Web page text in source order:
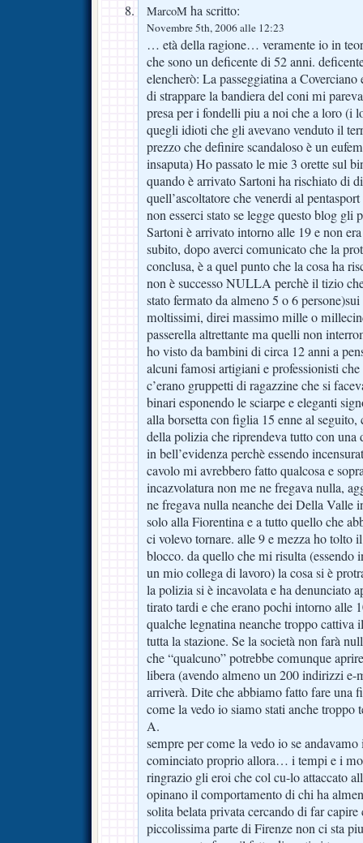
MarcoM ha scritto:
Novembre 5th, 2006 alle 12:23
… età della ragione… veramente io in
che sono un deficente di 52 anni.
elencherò: La passeggiatina a
di strappare la bandiera del coni mi
presa per i fondelli piu a noi che a loro (i
quegli idioti che gli avevano venduto il
prezzo che definire scandaloso è un
insaputa) Ho passato le mie 3 orette sul
quando è arrivato Sartoni ha rischiato di
quell’ascoltatore che venerdi al
non esserci stato se legge questo blog gli
Sartoni è arrivato intorno alle 19 e non
subito, dopo averci comunicato che la
conclusa, è a quel punto che la cosa ha
non è successo NULLA perchè il tizio
stato fermato da almeno 5 o 6
moltissimi, direi massimo mille o
passerella altrettante ma quelli non
ho visto da bambini di circa 12 anni a
alcuni famosi artigiani e professionisti
c’erano gruppetti di ragazzine che si
binari esponendo le sciarpe e eleganti
alla borsetta con figlia 15 enne al seguito,
della polizia che riprendeva tutto con una
in bell’evidenza perchè essendo
cavolo mi avrebbero fatto qualcosa e
incazvolatura non me ne fregava nulla,
ne fregava nulla neanche dei Della Valle
solo alla Fiorentina e a tutto quello che
ci volevo tornare. alle 9 e mezza ho tolto
blocco. da quello che mi risulta (essendo
un mio collega di lavoro) la cosa si è
la polizia si è incavolata e ha denunciato
tirato tardi e che erano pochi intorno alle
qualche legnatina neanche troppo cattiva
tutta la stazione. Se la società non farà
che “qualcuno” potrebbe comunque
libera (avendo almeno un 200 indirizzi
arriverà. Dite che abbiamo fatto fare una
come la vedo io siamo stati anche troppo
A.
sempre per come la vedo io se
cominciato proprio allora… i tempi e i
ringrazio gli eroi che col cu-lo attaccato
opinano il comportamento di chi ha
solita belata privata cercando di far capire
piccolissima parte di Firenze non ci sta